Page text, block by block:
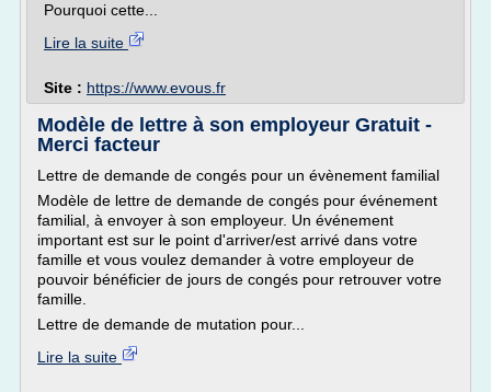
Pourquoi cette...
Lire la suite
Site : https://www.evous.fr
Modèle de lettre à son employeur Gratuit -
Merci facteur
Lettre de demande de congés pour un évènement familial
Modèle de lettre de demande de congés pour événement
familial, à envoyer à son employeur. Un événement
important est sur le point d'arriver/est arrivé dans votre
famille et vous voulez demander à votre employeur de
pouvoir bénéficier de jours de congés pour retrouver votre
famille.
Lettre de demande de mutation pour...
Lire la suite